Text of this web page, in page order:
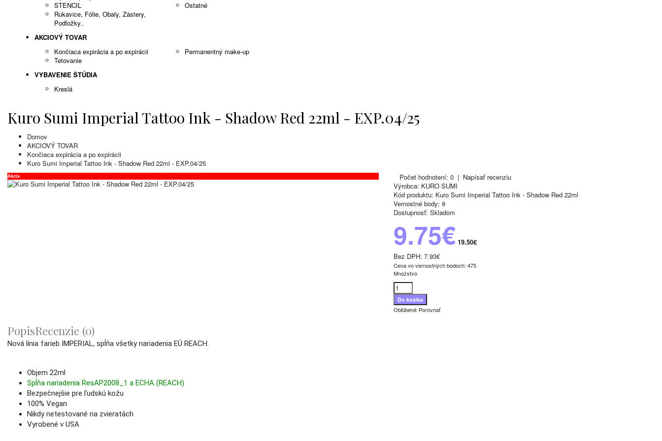
STENCIL
Rukavice, Fólie, Obaly, Zástery,
Podložky..
Ostatné
AKCIOVÝ TOVAR
Končiaca expirácia a po expirácii
Tetovanie
Permanentný make-up
VYBAVENIE ŠTÚDIA
Kreslá
Kuro Sumi Imperial Tattoo Ink - Shadow Red 22ml - EXP.04/25
Domov
AKCIOVÝ TOVAR
Končiaca expirácia a po expirácii
Kuro Sumi Imperial Tattoo Ink - Shadow Red 22ml - EXP.04/25
Akcia Počet hodnotení: 0 | Napísať recenziu
Výrobca: KURO SUMI
Kód produktu: Kuro Sumi Imperial Tattoo Ink - Shadow Red 22ml
Vernostné body: 9
Dostupnosť: Skladom
9.75€ 19.50€
Bez DPH: 7.93€
Cena vo vernostných bodoch: 475
Množstvo
Obľúbené Porovnať
PopisRecenzie (0)
Nová línia farieb IMPERIAL, spĺňa všetky nariadenia EÚ REACH.
Objem 22ml
Spĺňa nariadenia ResAP2008_1 a ECHA (REACH)
Bezpečnejšie pre ľudskú kožu
100% Vegan
Nikdy netestované na zvieratách
Vyrobené v USA